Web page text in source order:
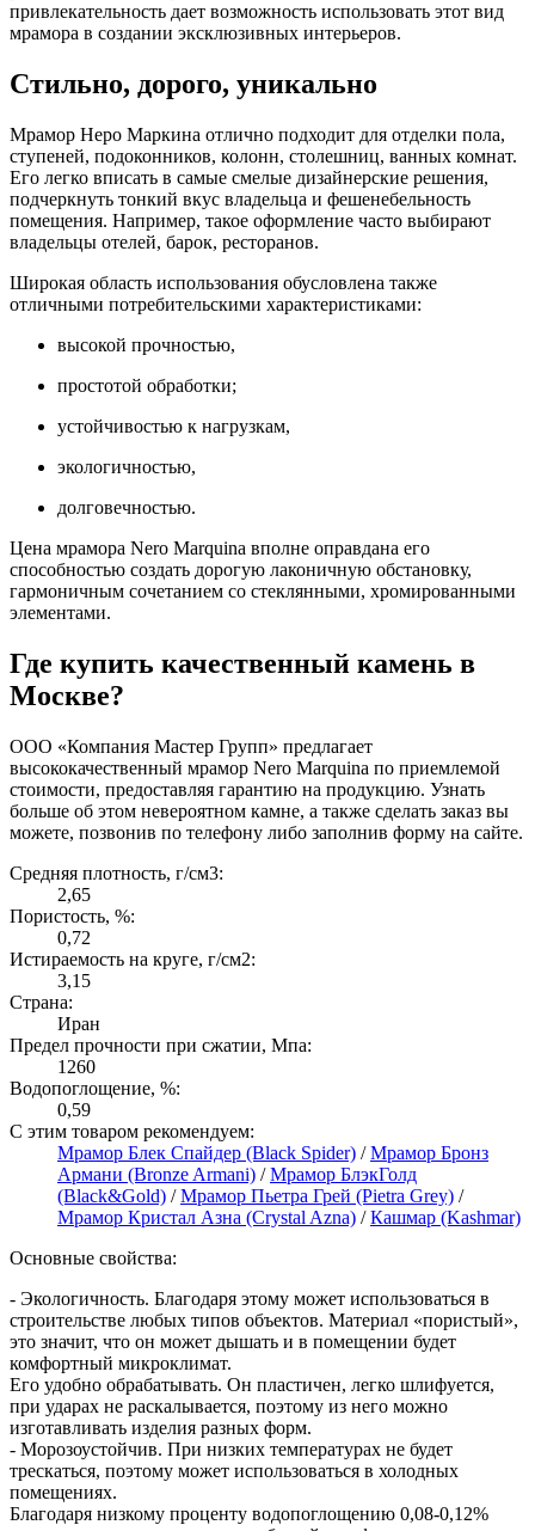
привлекательность дает возможность использовать этот вид
мрамора в создании эксклюзивных интерьеров.
Стильно, дорого, уникально
Мрамор Неро Маркина отлично подходит для отделки пола,
ступеней, подоконников, колонн, столешниц, ванных комнат.
Его легко вписать в самые смелые дизайнерские решения,
подчеркнуть тонкий вкус владельца и фешенебельность
помещения. Например, такое оформление часто выбирают
владельцы отелей, барок, ресторанов.
Широкая область использования обусловлена также
отличными потребительскими характеристиками:
высокой прочностью,
простотой обработки;
устойчивостью к нагрузкам,
экологичностью,
долговечностью.
Цена мрамора Nero Marquina вполне оправдана его
способностью создать дорогую лаконичную обстановку,
гармоничным сочетанием со стеклянными, хромированными
элементами.
Где купить качественный камень в
Москве?
ООО «Компания Мастер Групп» предлагает
высококачественный мрамор Nero Marquina по приемлемой
стоимости, предоставляя гарантию на продукцию. Узнать
больше об этом невероятном камне, а также сделать заказ вы
можете, позвонив по телефону либо заполнив форму на сайте.
Средняя плотность, г/см3:
2,65
Пористость, %:
0,72
Истираемость на круге, г/см2:
3,15
Страна:
Иран
Предел прочности при сжатии, Мпа:
1260
Водопоглощение, %:
0,59
С этим товаром рекомендуем:
Мрамор Блек Спайдер (Black Spider) /Мрамор Бронз
Армани (Bronze Armani) /Мрамор БлэкГолд
(Black&Gold) /Мрамор Пьетра Грей (Pietra Grey) /
Мрамор Кристал Азна (Crystal Azna) /Кашмар (Kashmar)
Основные свойства:
- Экологичность. Благодаря этому может использоваться в
строительстве любых типов объектов. Материал «пористый»,
это значит, что он может дышать и в помещении будет
комфортный микроклимат.
Его удобно обрабатывать. Он пластичен, легко шлифуется,
при ударах не раскалывается, поэтому из него можно
изготавливать изделия разных форм.
- Морозоустойчив. При низких температурах не будет
трескаться, поэтому может использоваться в холодных
помещениях.
Благодаря низкому проценту водопоглощению 0,08-0,12%